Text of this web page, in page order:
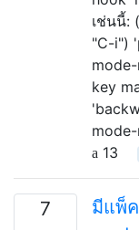
เช่นนี้:
"C-i")
key
13
7
มีแพ็